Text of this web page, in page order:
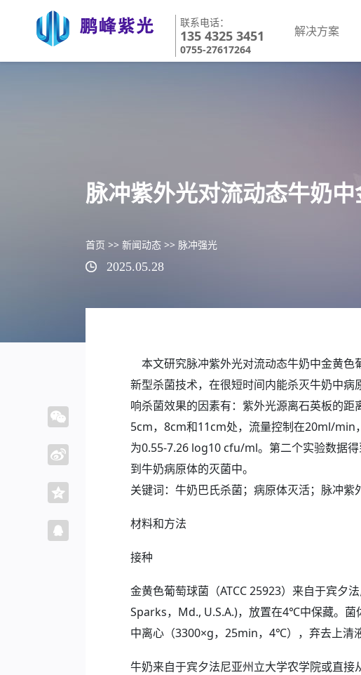
联系电话：
135 4325 3451
0755-27617264
解决方案
脉冲紫外光对流动态牛奶
首页 >> 新闻动态 >> 脉冲强光
2025.05.28
本文研究脉冲紫外光对流动态牛奶中金黄色
新型杀菌技术，在很短时间内能杀灭牛奶中
响杀菌效果的因素有：紫外光源离石英板的
5cm，8cm和11cm处，流量控制在20ml/min
为0.55-7.26 log10 cfu/ml。第二个实验数据
到牛奶病原体的灭菌中。
关键词：牛奶巴氏杀菌；病原体灭活；脉冲紫
材料和方法
接种
金黄色葡萄球菌（ATCC 25923）来自于宾夕
Sparks，Md., U.S.A.)，放置在4℃中保藏。
中离心（3300×g，25min，4℃），弃去上清
牛奶来自于宾夕法尼亚州立大学农学院或直